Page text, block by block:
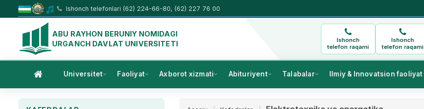
Ishonch telefonlari (62) 224-66-80, (62) 227 76 00
ABU RAYHON BERUNIY NOMIDAGI
URGANCH DAVLAT UNIVERSITETI
Ishonch
telefon raqami
Ishonch
telefon raqami
Universitet Faoliyat Axborot xizmati Abituriyent Talabalar Ilmiy & Innovatsion faoliyat